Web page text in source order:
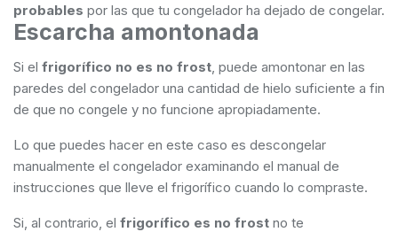
probables por las que tu congelador ha dejado de congelar.
Escarcha amontonada
Si el frigorífico no es no frost , puede amontonar en las
paredes del congelador una cantidad de hielo suficiente a fin
de que no congele y no funcione apropiadamente.
Lo que puedes hacer en este caso es descongelar
manualmente el congelador examinando el manual de
instrucciones que lleve el frigorífico cuando lo compraste.
Si, al contrario, el frigorífico es no frost no te